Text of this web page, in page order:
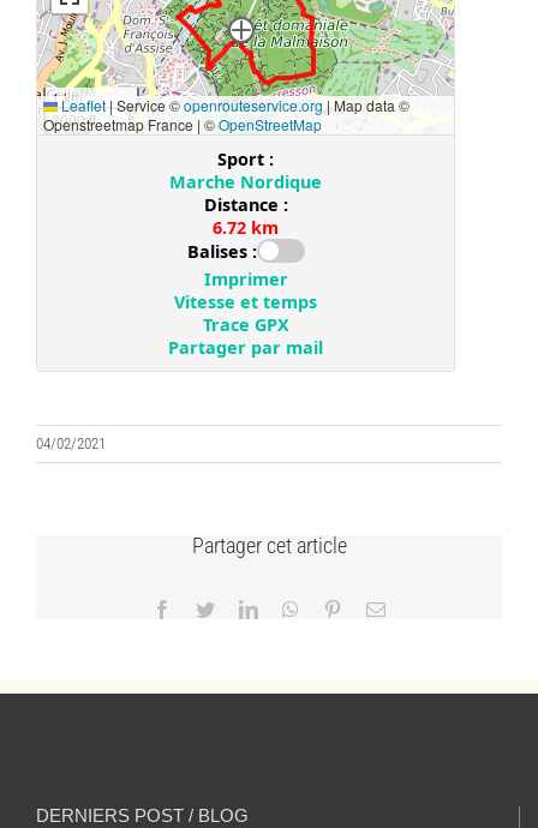
04/02/2021
Partager cet article
Facebook
TwitterLinkedInWhatsApp
PinterestEmail
DERNIERS POST / BLOG